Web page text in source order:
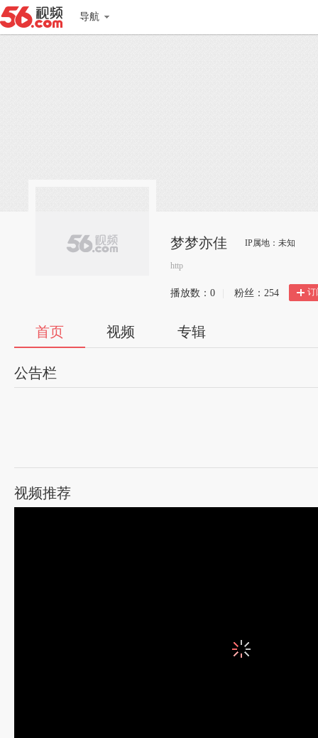
导航
梦梦亦佳 IP属地：未知
http
播放数： 0 粉丝： 254 订
首页 视频 专辑
公告栏
视频推荐